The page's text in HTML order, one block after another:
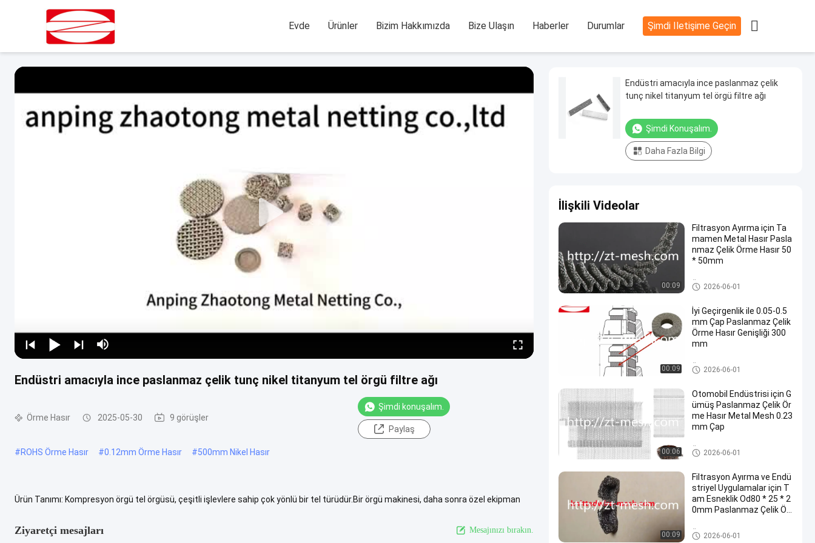
Evde Ürünler Bizim Hakkımızda Bize Ulaşın Haberler Durumlar Şimdi Iletişime Geçin 
Endüstri amacıyla ince paslanmaz çelik tunç nikel titanyum tel örgü filtre ağı
Örme Hasır 2025-05-30 9 görüşler
Şimdi konuşalım.
Paylaş
#ROHS Örme Hasır #0.12mm Örme Hasır #500mm Nikel Hasır
Ürün Tanımı: Kompresyon örgü tel örgüsü, çeşitli işlevlere sahip çok yönlü bir tel türüdür.Bir örgü makinesi, daha sonra özel ekipman
Ziyaretçi mesajları Mesajınızı bırakın.
Endüstri amacıyla ince paslanmaz çelik
tunç nikel titanyum tel örgü filtre ağı
Şimdi Konuşalım.
Daha Fazla Bilgi
İlişkili Videolar
00:09
Filtrasyon Ayırma için Ta
mamen Metal Hasır Pasla
nmaz Çelik Örme Hasır 50
* 50mm
Örme Hasır
2026-06-01
00:09
İyi Geçirgenlik ile 0.05-0.5
mm Çap Paslanmaz Çelik
Örme Hasır Genişliği 300
mm
Örme Hasır
2026-06-01
00:06
Otomobil Endüstrisi için G
ümüş Paslanmaz Çelik Ör
me Hasır Metal Mesh 0.23
mm Çap
Örme Hasır
2026-06-01
00:09
Filtrasyon Ayırma ve Endü
striyel Uygulamalar için T
am Esneklik Od80 * 25 * 2
0mm Paslanmaz Çelik Ör
Örme Hasır
2026-06-01